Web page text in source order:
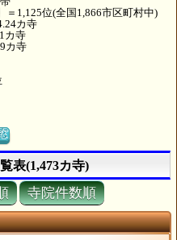
＝1,125位(全国1,866市区町村中)
カ寺
カ寺
カ寺
表(1,473カ寺)
寺院件数順